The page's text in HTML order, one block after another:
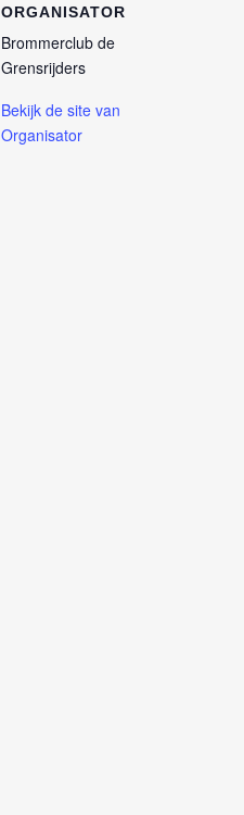
ORGANISATOR
Brommerclub de
Grensrijders
Bekijk de site van
Organisator